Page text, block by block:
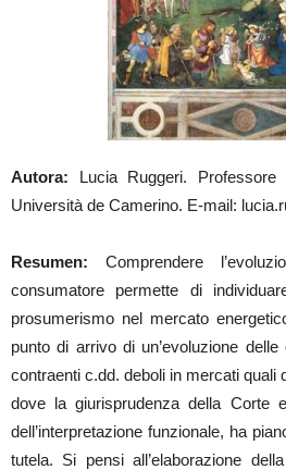
Autora: Lucia Ruggeri.
Università de Camerino. E-mail:
Resumen: Comprendere
consumatore permette di
prosumerismo nel mercato
punto di arrivo di un’evoluzione
contraenti c.dd. deboli in mercati quali
dove la giurisprudenza della Corte
dell’interpretazione funzionale, ha
tutela. Si pensi all’elaborazione